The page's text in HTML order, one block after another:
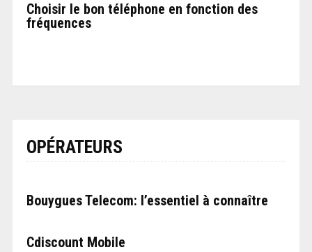
Choisir le bon téléphone en fonction des
fréquences
OPÉRATEURS
Bouygues Telecom: l’essentiel à connaître
Cdiscount Mobile